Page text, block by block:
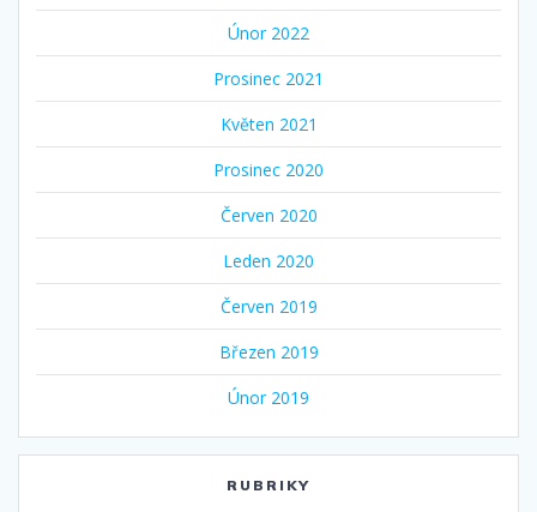
Únor 2022
Prosinec 2021
Květen 2021
Prosinec 2020
Červen 2020
Leden 2020
Červen 2019
Březen 2019
Únor 2019
RUBRIKY